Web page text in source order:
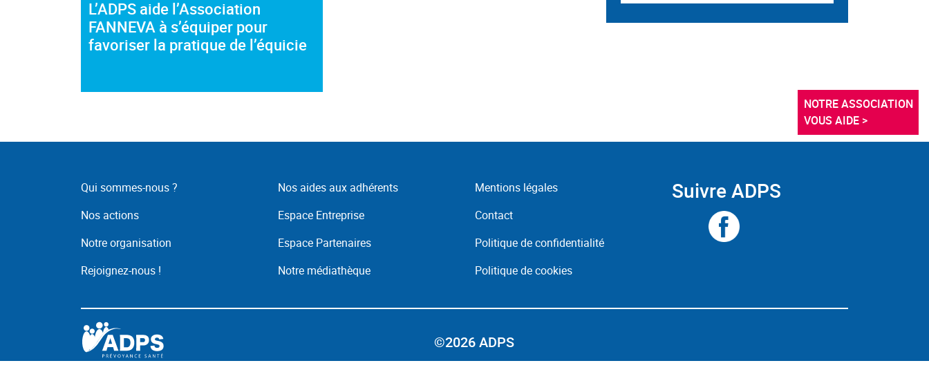
L’ADPS aide l’Association
FANNEVA à s’équiper pour
favoriser la pratique de l’équicie
NOTRE ASSOCIATION
VOUS AIDE >
Qui sommes-nous ?
Nos actions
Notre organisation
Rejoignez-nous !
Nos aides aux adhérents
Espace Entreprise
Espace Partenaires
Notre médiathèque
Mentions légales
Contact
Politique de confidentialité
Politique de cookies
Suivre ADPS
©2026 ADPS